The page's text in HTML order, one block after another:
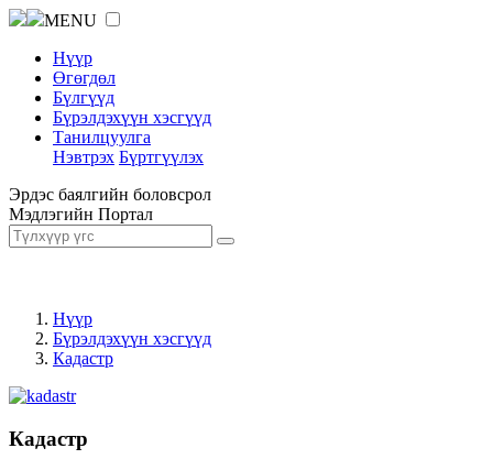
MENU
Нүүр
Өгөгдөл
Бүлгүүд
Бүрэлдэхүүн хэсгүүд
Танилцуулга
Нэвтрэх Бүртгүүлэх
Эрдэс баялгийн боловсрол
Мэдлэгийн Портал
Нүүр
Бүрэлдэхүүн хэсгүүд
Кадастр
Кадастр